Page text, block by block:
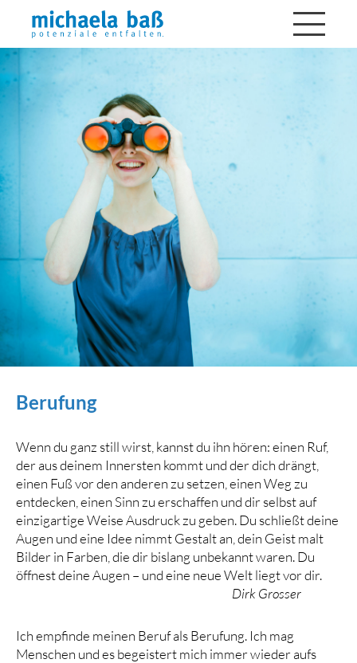
Berufung
Wenn du ganz still wirst, kannst du ihn hören: einen Ruf,
der aus deinem Innersten kommt und der dich drängt,
einen Fuß vor den anderen zu setzen, einen Weg zu
entdecken, einen Sinn zu erschaffen und dir selbst auf
einzigartige Weise Ausdruck zu geben. Du schließt deine
Augen und eine Idee nimmt Gestalt an, dein Geist malt
Bilder in Farben, die dir bislang unbekannt waren. Du
öffnest deine Augen – und eine neue Welt liegt vor dir.
Dirk Grosser
Ich empfinde meinen Beruf als Berufung. Ich mag
Menschen und es begeistert mich immer wieder aufs